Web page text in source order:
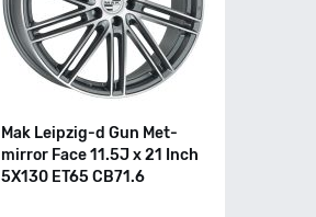
Mak Leipzig-d Gun Met-
mirror Face 11.5J x 21 Inch
5X130 ET65 CB71.6